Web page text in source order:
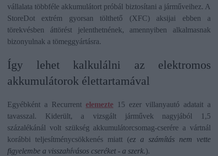
vállalata többféle akkumulátort próbál biztosítani a járműveihez. A
StoreDot extrém gyorsan tölthető (XFC) aksijai ebben a
törekvésben áttörést jelenthetnének, amennyiben alkalmasnak
bizonyulnak a tömeggyártásra.
Így lehet kalkulálni az elektromos
akkumulátorok élettartamával
Egyébként a Recurrent elemezte 15 ezer villanyautó adatait a
tavasszal. Kiderült, a vizsgált járművek nagyjából 1,5
százalékánál volt szükség akkumulátorcsomag-cserére a vártnál
korábbi teljesítménycsökkenés miatt (ez a számítás nem vette
figyelembe a visszahívásos cseréket - a szerk. ).